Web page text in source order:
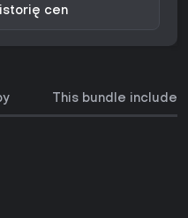
cen
This bundle includes